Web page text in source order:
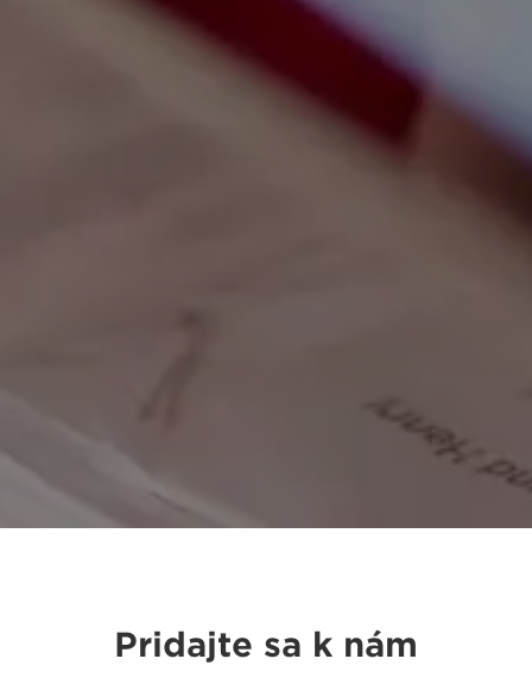
Pridajte sa k nám